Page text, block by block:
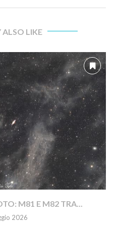
LIKE
M81 E M82 TRA...
2026